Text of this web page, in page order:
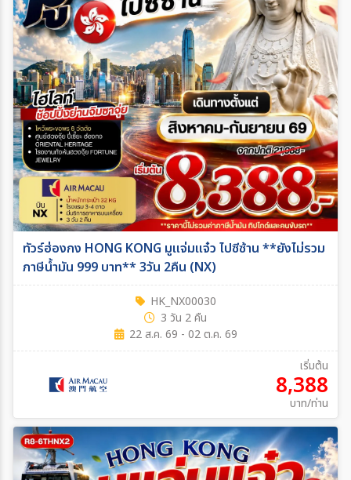
ทัวร์ฮ่องกง HONG KONG มูแจ่มแจ๋ว ไปซีซ้าน **ยังไม่รวม
ภาษีน้ำมัน 999 บาท** 3วัน 2คืน (NX)
HK_NX00030
3 วัน 2 คืน
22 ส.ค. 69 - 02 ต.ค. 69
เริ่มต้น
8,388
บาท/ท่าน